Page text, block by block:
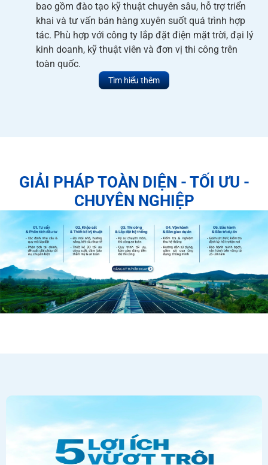
bao gồm đào tạo kỹ thuật chuyên sâu, hỗ trợ triển
khai và tư vấn bán hàng xuyên suốt quá trình hợp
tác. Phù hợp với công ty lắp đặt điện mặt trời, đại lý
kinh doanh, kỹ thuật viên và đơn vị thi công trên
toàn quốc.
Tìm hiểu thêm
GIẢI PHÁP TOÀN DIỆN - TỐI ƯU -
CHUYÊN NGHIỆP